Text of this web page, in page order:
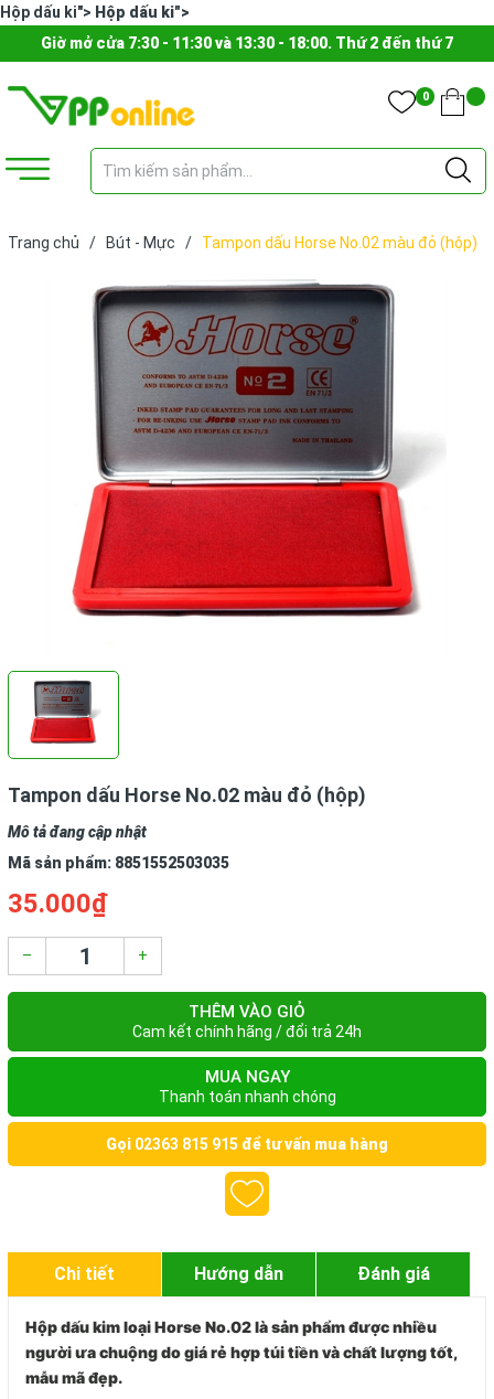
Hộp dấu ki"> Hộp dấu ki">
Giờ mở cửa 7:30 - 11:30 và 13:30 - 18:00. Thứ 2 đến thứ 7
0
Trang chủ / Bút - Mực / Tampon dấu Horse No.02 màu đỏ (hộp)
Tampon dấu Horse No.02 màu đỏ (hộp)
Mô tả đang cập nhật
Mã sản phẩm: 8851552503035
35.000₫
– +
THÊM VÀO GIỎ
Cam kết chính hãng / đổi trả 24h
MUA NGAY
Thanh toán nhanh chóng
Gọi 02363 815 915 để tư vấn mua hàng
Chi tiết Hướng dẫn Đánh giá
Hộp dấu kim loại Horse No.02 là sản phẩm được nhiều
người ưa chuộng do giá rẻ hợp túi tiền và chất lượng tốt,
mẫu mã đẹp.